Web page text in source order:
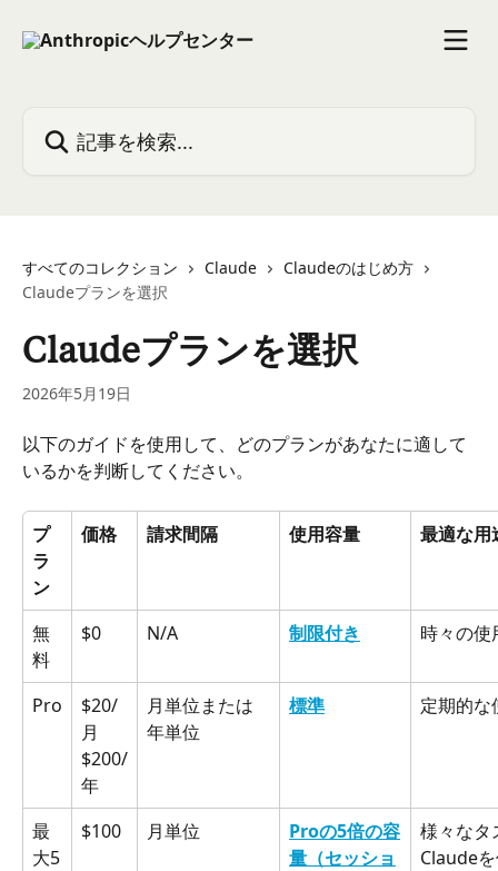
すべてのコレクション Claude
Claudeのはじめ方
Claudeプランを選択
Claudeプランを選択
2026年5月19日
以下のガイドを使用して、どのプランがあなたに適して
いるかを判断してください。
プ
ラ
ン
価格 請求間隔 使用容量 最適な用
無
料
$0 N/A 制限付き 時々の使
Pro
$20/
月
$200/
年
月単位または
年単位
標準 定期的な
最
大5
$100 月単位
Proの5倍の容
量（セッショ
様々なタ
Claude